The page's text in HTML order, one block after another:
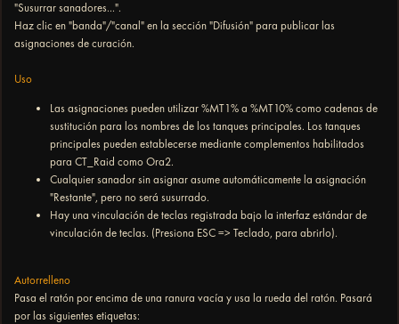
"Susurrar sanadores...".
Haz clic en "banda"/"canal" en la sección "Difusión" para publicar las
asignaciones de curación.
Uso
Las asignaciones pueden utilizar %MT1% a %MT10% como cadenas de
sustitución para los nombres de los tanques principales. Los tanques
principales pueden establecerse mediante complementos habilitados
para CT_Raid como Ora2.
Cualquier sanador sin asignar asume automáticamente la asignación
"Restante", pero no será susurrado.
Hay una vinculación de teclas registrada bajo la interfaz estándar de
vinculación de teclas. (Presiona ESC => Teclado, para abrirlo).
Autorrelleno
Pasa el ratón por encima de una ranura vacía y usa la rueda del ratón. Pasará
por las siguientes etiquetas: